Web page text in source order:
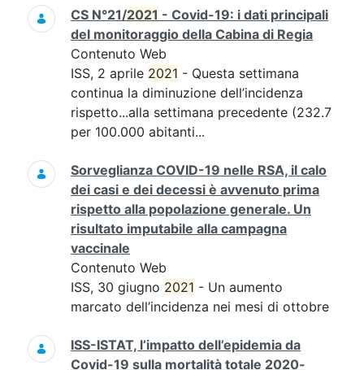
CS N°21/2021 - Covid-19: i dati principali
del monitoraggio della Cabina di Regia
Contenuto Web
ISS, 2 aprile 2021 - Questa settimana
continua la diminuzione dell’incidenza
rispetto...alla settimana precedente (232.7
per 100.000 abitanti...
Sorveglianza COVID-19 nelle RSA, il calo
dei casi e dei decessi è avvenuto prima
rispetto alla popolazione generale. Un
risultato imputabile alla campagna
vaccinale
Contenuto Web
ISS, 30 giugno 2021 - Un aumento
marcato dell’incidenza nei mesi di ottobre
ISS-ISTAT, l’impatto dell’epidemia da
Covid-19 sulla mortalità totale 2020-